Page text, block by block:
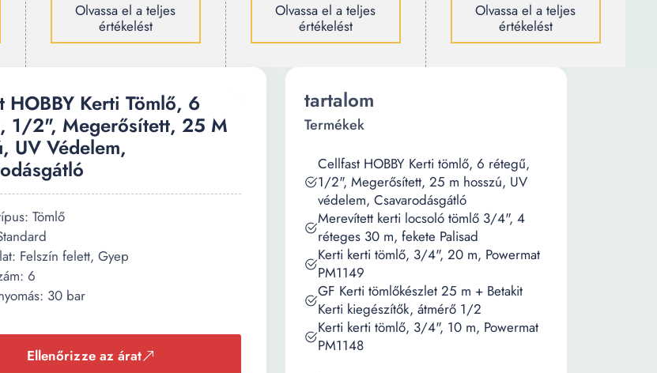
Olvassa el a teljes
értékelést
Olvassa el a teljes
értékelést
Olvassa el a teljes
értékelést
HOBBY Kerti Tömlő, 6
1/2", Megerősített, 25 M
UV Védelem,
Tömlő
Felszín felett, Gyep
6
30 bar
Ellenőrizze az árat
tartalom
Termékek
Cellfast HOBBY Kerti tömlő, 6 rétegű,
1/2", Megerősített, 25 m hosszú, UV
védelem, Csavarodásgátló
Merevített kerti locsoló tömlő 3/4", 4
réteges 30 m, fekete Palisad
Kerti kerti tömlő, 3/4", 20 m, Powermat
PM1149
GF Kerti tömlőkészlet 25 m + Betakit
Kerti kiegészítők, átmérő 1/2
Kerti kerti tömlő, 3/4", 10 m, Powermat
PM1148